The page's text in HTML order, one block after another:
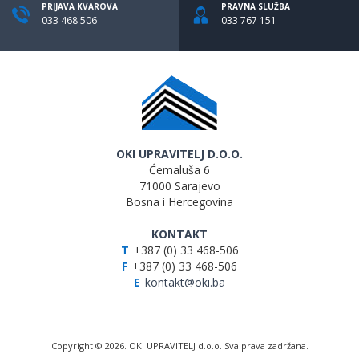
PRIJAVA KVAROVA
033 468 506
PRAVNA SLUŽBA
033 767 151
OKI UPRAVITELJ D.O.O.
Ćemaluša 6
71000 Sarajevo
Bosna i Hercegovina
KONTAKT
T +387 (0) 33 468-506
F +387 (0) 33 468-506
E kontakt@oki.ba
Copyright © 2026. OKI UPRAVITELJ d.o.o. Sva prava zadržana.